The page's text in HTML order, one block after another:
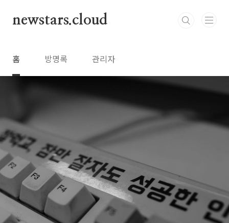
newstars.cloud
홈 방명록 관리자